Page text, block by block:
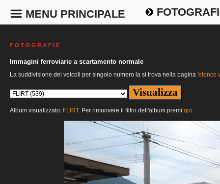
MENU PRINCIPALE
F O T O G R A F I E
Immagini ferroviarie a scartamento normale
La suddivisione dei veicoli per singolo numero la si trova nella pagina 'elenco
Album visualizzato: FLIRT. Per rimuovere il filtro dell'album premi qui.